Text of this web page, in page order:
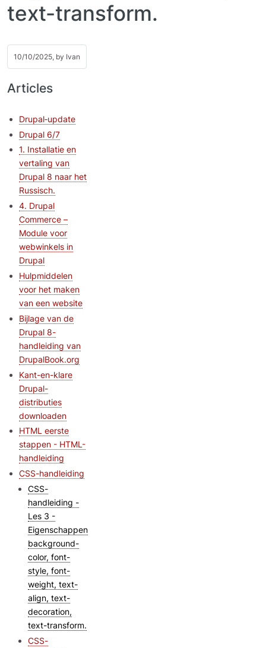
text-transform.
10/10/2025, by Ivan
Articles
Drupal‑update
Drupal 6/7
1. Installatie en
vertaling van
Drupal 8 naar het
Russisch.
4. Drupal
Commerce –
Module voor
webwinkels in
Drupal
Hulpmiddelen
voor het maken
van een website
Bijlage van de
Drupal 8-
handleiding van
DrupalBook.org
Kant-en-klare
Drupal-
distributies
downloaden
HTML eerste
stappen - HTML-
handleiding
CSS-handleiding
CSS-
handleiding -
Les 3 -
Eigenschappen
background-
color, font-
style, font-
weight, text-
align, text-
decoration,
text-transform.
CSS-